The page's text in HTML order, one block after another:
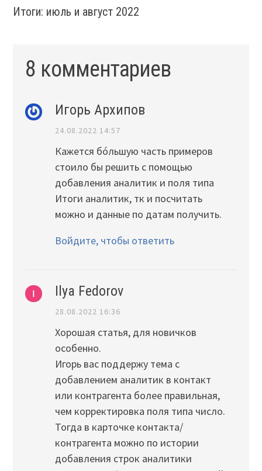
Итоги: июль и август 2022
8 комментариев
Игорь Архипов
24.08.2022 14:57
Кажется бо́льшую часть примеров
стоило бы решить с помощью
добавления аналитик и поля типа
Итоги аналитик, тк и посчитать
можно и данные по датам получить.
Войдите, чтобы ответить
Ilya Fedorov
28.08.2022 16:36
Хорошая статья, для новичков
особенно.
Игорь вас поддержу тема с
добавлением аналитик в контакт
или контрагента более правильная,
чем корректировка поля типа число.
Тогда в карточке контакта/
контрагента можно по истории
добавления строк аналитики